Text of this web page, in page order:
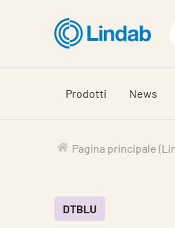
visionare
carrello
Prodotti News
Pagina principale
DTBLU